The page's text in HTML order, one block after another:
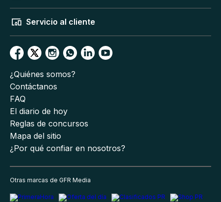
Servicio al cliente
¿Quiénes somos?
Contáctanos
FAQ
El diario de hoy
Reglas de concursos
Mapa del sitio
¿Por qué confiar en nosotros?
Otras marcas de GFR Media